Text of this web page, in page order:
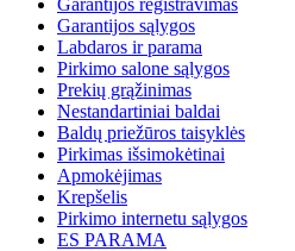
Garantijos registravimas
Garantijos sąlygos
Labdaros ir parama
Pirkimo salone sąlygos
Prekių grąžinimas
Nestandartiniai baldai
Baldų priežūros taisyklės
Pirkimas išsimokėtinai
Apmokėjimas
Krepšelis
Pirkimo internetu sąlygos
ES PARAMA